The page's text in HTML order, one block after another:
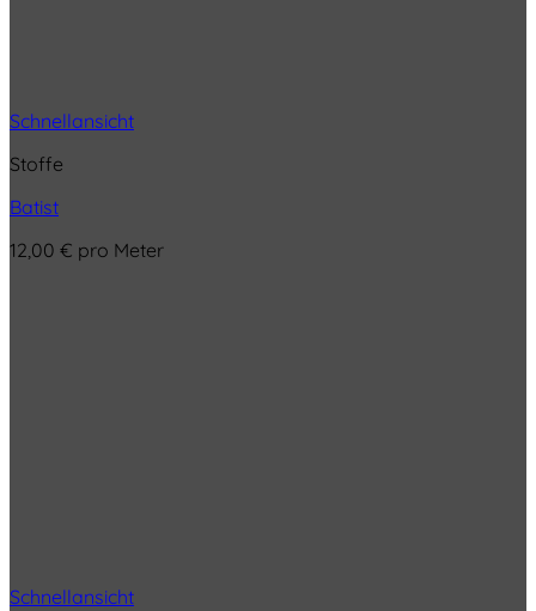
Schnellansicht
Stoffe
Batist
12,00 € pro Meter
Schnellansicht